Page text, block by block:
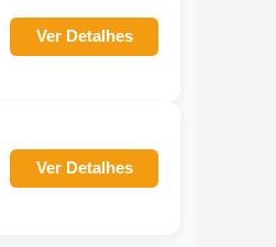
Ver Detalhes
Ver Detalhes